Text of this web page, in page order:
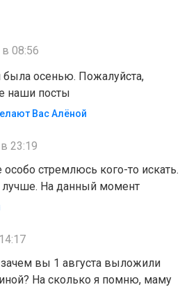
08:56
была осенью. Пожалуйста,
наши посты
Вас Алëной
23:19
особо стремлюсь кого-то искать.
лучше. На данный момент
вы 1 августа выложили
На сколько я помню, маму